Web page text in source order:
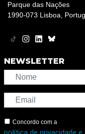
Parque das Nações
1990-073 Lisboa,
NEWSLETTER
Concordo com a